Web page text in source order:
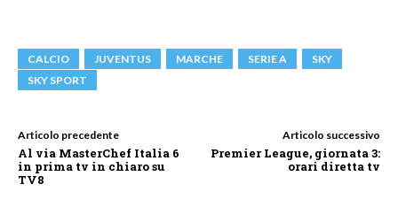
CALCIO JUVENTUS MARCHE SERIE A
SKY
SKY SPORT
Articolo precedente
Al via MasterChef Italia 6
in prima tv in chiaro su
TV8
Articolo successivo
Premier League, giornata 3:
orari diretta tv